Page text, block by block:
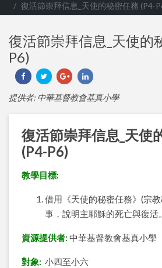
復活節崇拜信息_天使的秘密任務 (P4-
復活節崇拜信息_天使的
P6)
提供者: 中華基督教會基真小學
復活節崇拜信息_天使
(P4-P6)
教學目標:
借用《天使的秘密任務》(宗
事，說明主耶穌的死亡與復活。
資源提供者: 中華基督教會基真小學
對象: 小四至小六